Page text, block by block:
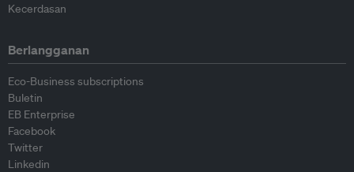
Kecerdasan
Berlangganan
Eco-Business subscriptions
Buletin
EB Enterprise
Facebook
Twitter
Linkedin